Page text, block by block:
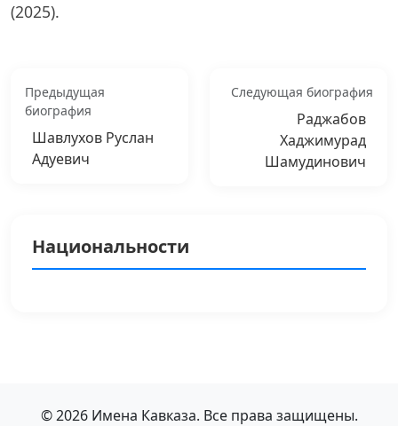
(2025).
Предыдущая
биография
Шавлухов Руслан
Адуевич
Следующая биография
Раджабов
Хаджимурад
Шамудинович
Национальности
© 2026 Имена Кавказа. Все права защищены.